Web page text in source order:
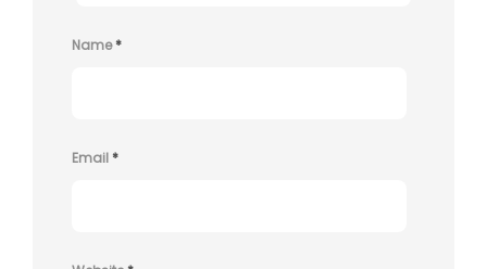
Name*
Email*